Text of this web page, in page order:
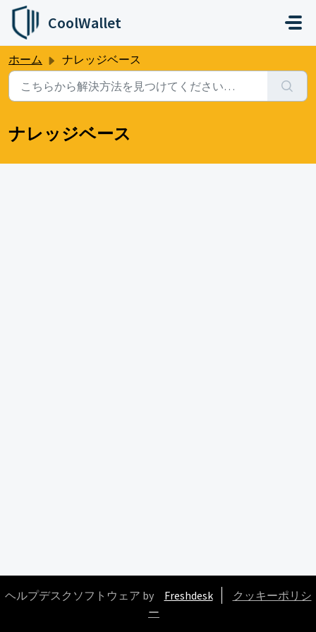
メインコンテンツに移動
CoolWallet
ホーム ナレッジベース
ナレッジベース
ヘルプデスクソフトウェア by Freshdesk
クッキーポリシ
ー